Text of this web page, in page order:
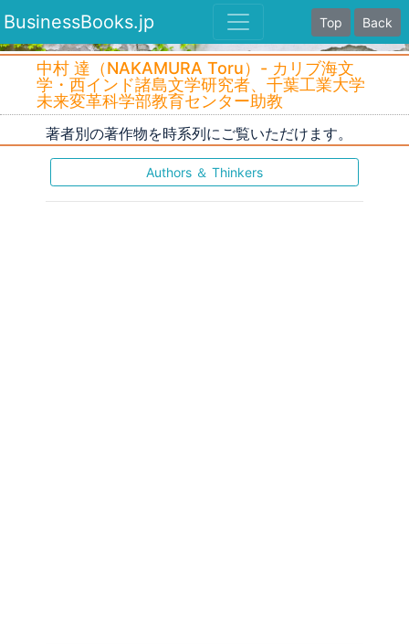
BusinessBooks.jp Top Back
中村 達（NAKAMURA Toru）- カリブ海文
学・西インド諸島文学研究者、千葉工業大学
未来変革科学部教育センター助教
著者別の著作物を時系列にご覧いただけます。
Authors ＆ Thinkers